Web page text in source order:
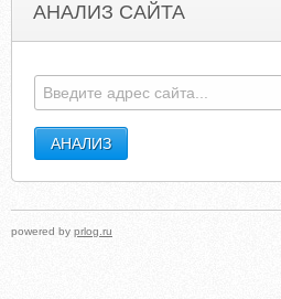
АНАЛИЗ САЙТА
powered by prlog.ru